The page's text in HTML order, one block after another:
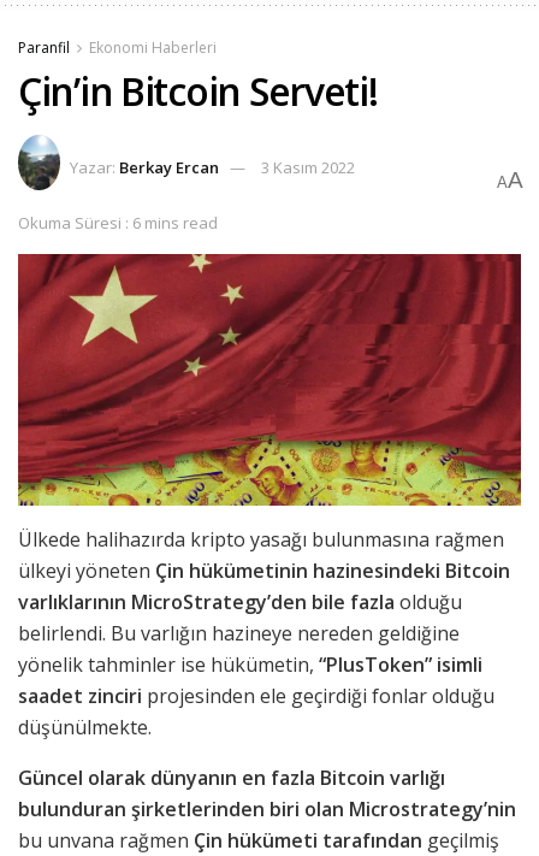
Paranfil Ekonomi Haberleri
Çin’in Bitcoin Serveti!
Yazar: Berkay Ercan 3 Kasım 2022
Okuma Süresi : 6 mins read
AA
Ülkede halihazırda kripto yasağı bulunmasına rağmen
ülkeyi yöneten Çin hükümetinin hazinesindeki Bitcoin
varlıklarının MicroStrategy’den bile fazla olduğu
belirlendi. Bu varlığın hazineye nereden geldiğine
yönelik tahminler ise hükümetin, “PlusToken” isimli
saadet zinciri projesinden ele geçirdiği fonlar olduğu
düşünülmekte.
Güncel olarak dünyanın en fazla Bitcoin varlığı
bulunduran şirketlerinden biri olan Microstrategy’nin
bu unvana rağmen Çin hükümeti tarafından geçilmiş